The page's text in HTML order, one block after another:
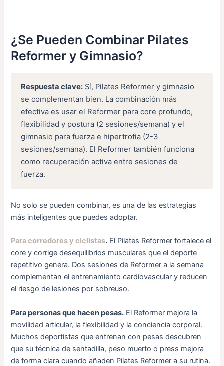
¿Se Pueden Combinar Pilates
Reformer y Gimnasio?
Respuesta clave: Sí, Pilates Reformer y gimnasio
se complementan bien. La combinación más
efectiva es usar el Reformer para core profundo,
flexibilidad y postura (2 sesiones/semana) y el
gimnasio para fuerza e hipertrofia (2-3
sesiones/semana). El Reformer también funciona
como recuperación activa entre sesiones de
fuerza.
No solo se pueden combinar, es una de las estrategias
más inteligentes que puedes adoptar.
Para corredores y ciclistas. El Pilates Reformer fortalece el
core y corrige desequilibrios musculares que el deporte
repetitivo genera. Dos sesiones de Reformer a la semana
complementan el entrenamiento cardiovascular y reducen
el riesgo de lesiones por sobreuso.
Para personas que hacen pesas. El Reformer mejora la
movilidad articular, la flexibilidad y la conciencia corporal.
Muchos deportistas que entrenan con pesas descubren
que su técnica de sentadilla, peso muerto o press mejora
de forma clara cuando añaden Pilates Reformer a su rutina.